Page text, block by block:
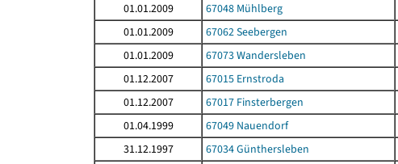
01.01.2009
67048 Mühlberg
01.01.2009
67062 Seebergen
01.01.2009
67073 Wandersleben
01.12.2007
67015 Ernstroda
01.12.2007
67017 Finsterbergen
01.04.1999
67049 Nauendorf
31.12.1997
67034 Günthersleben